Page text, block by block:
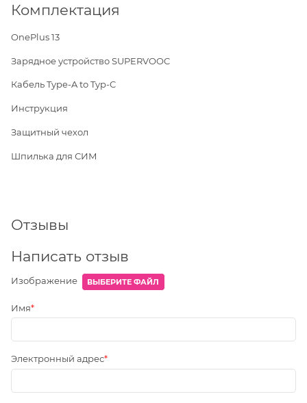
Комплектация
OnePlus 13
Зарядное устройство SUPERVOOC
Кабель Type-A to Typ-C
Инструкция
Защитный чехол
Шпилька для СИМ
Отзывы
Написать отзыв
Изображение ВЫБЕРИТЕ ФАЙЛ
Имя
Электронный адрес